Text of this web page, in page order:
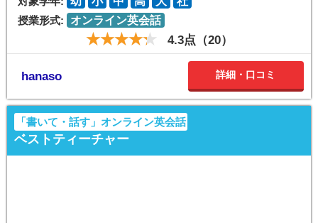
授業形式:
オンライン英会話
4.3点（20）
hanaso 詳細・口コミ
「書いて・話す」オンライン英会話
ベストティーチャー